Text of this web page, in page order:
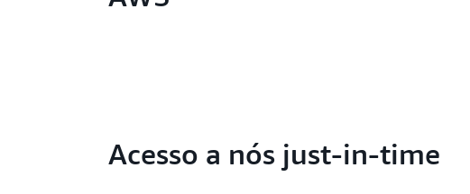
Acesso a nós just-in-time